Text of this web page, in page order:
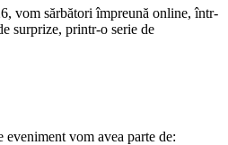
vom sărbători împreună online, într-
surprize, printr-o serie de
vom avea parte de: